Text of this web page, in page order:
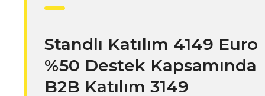
Standlı Katılım 4149 Euro
%50 Destek Kapsamında
B2B Katılım 3149